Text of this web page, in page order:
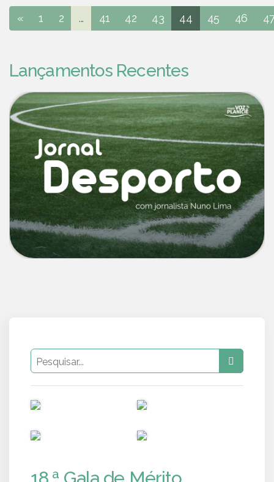
« 1 2 ... 41 42 43 44 45 46
Lançamentos Recentes